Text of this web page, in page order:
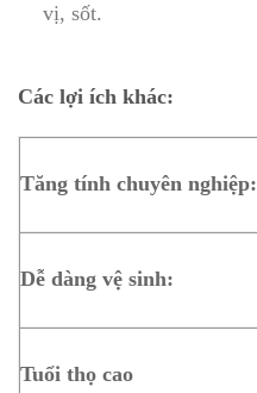
vị, sốt.
Các lợi ích khác:
Tăng tính chuyên nghiệp:
Dễ dàng vệ sinh:
Tuổi thọ cao